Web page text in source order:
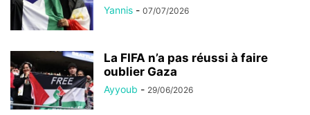
Yannis - 07/07/2026
La FIFA n’a pas réussi à faire
oublier Gaza
Ayyoub - 29/06/2026